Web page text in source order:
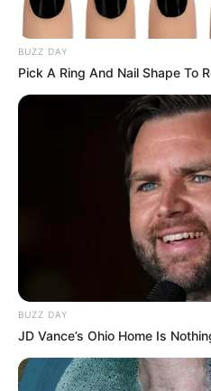
BUZZ DAY
Pick A Ring And Nail Shape To
BUZZ DAY
JD Vance’s Ohio Home Is